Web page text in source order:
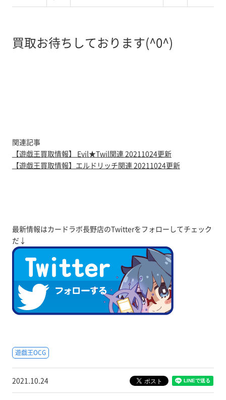
買取お待ちしております(^0^)
関連記事
【遊戯王買取情報】 Evil★Twil関連 20211024更新
【遊戯王買取情報】エルドリッチ関連 20211024更新
最新情報はカードラボ長野店のTwitterをフォローしてチェック
だ↓
遊戯王OCG
2021.10.24